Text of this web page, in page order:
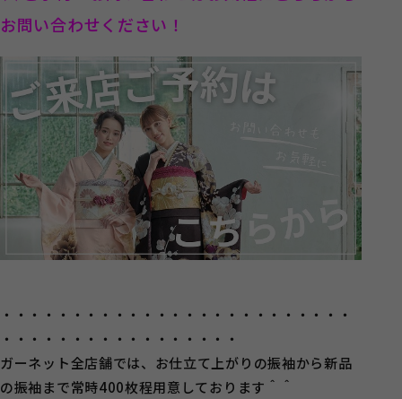
お問い合わせください！
・・・・・・・・・・・・・・・・・・・・・・・・・
・・・・・・・・・・・・・・・・・
ガーネット全店舗では、お仕立て上がりの振袖から新品
の振袖まで常時400枚程用意しております＾＾